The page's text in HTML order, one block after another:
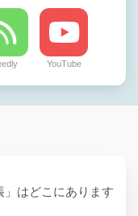
YouTube
」はどこにあります